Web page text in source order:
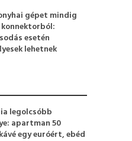
gépet mindig
esetén
lehetnek
legolcsóbb
apartman 50
egy euróért, ebéd